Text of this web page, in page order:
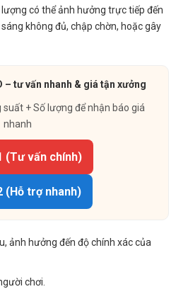
có thể ảnh hưởng trực tiếp đến
không đủ, chập chờn, hoặc gây
– tư vấn nhanh & giá tận xưởng
suất + Số lượng để nhận báo giá
nhanh
(Tư vấn chính)
(Hỗ trợ nhanh)
ảnh hưởng đến độ chính xác của
chơi.